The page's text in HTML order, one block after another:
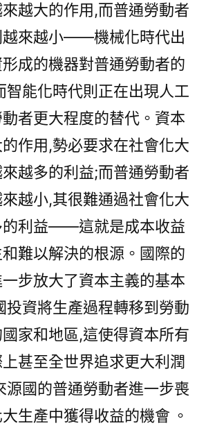
越大的作用,而普通勞動者
越來越小——機械化時代出
成的機器對普通勞動者的
智能化時代則正在出現人工
者更大程度的替代。資本
作用,勢必要求在社會化大
越多的利益;而普通勞動者
越小,其很難通過社會化大
的利益——這就是成本收益
難以解決的根源。國際的
步放大了資本主義的基本
投資將生產過程轉移到勞動
家和地區,這使得資本所有
甚至全世界追求更大利潤
源國的普通勞動者進一步喪
生產中獲得收益的機會 。